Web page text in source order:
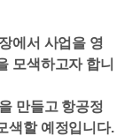
에서 사업을 영
모색하고자 합니
만들고 항공정
색할 예정입니다.